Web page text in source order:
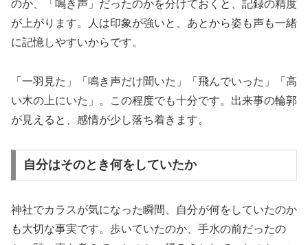
のか、「鳴き声」だったのかを分けておくと、記録の精度
が上がります。人は印象が強いと、あとから姿も声も一緒
に記憶しやすいからです。
「一羽見た」「鳴き声だけ聞いた」「飛んでいった」「高
い木の上にいた」。この程度でも十分です。出来事の輪郭
が見えると、感情が少し落ち着きます。
自分はそのとき何をしていたか
神社でカラスが気になった瞬間、自分が何をしていたのか
も大切な事実です。歩いていたのか、手水の前だったの